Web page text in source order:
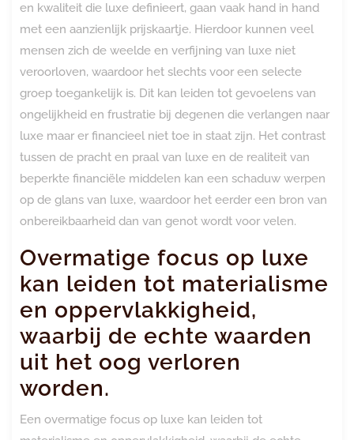
en kwaliteit die luxe definieert, gaan vaak hand in hand
met een aanzienlijk prijskaartje. Hierdoor kunnen veel
mensen zich de weelde en verfijning van luxe niet
veroorloven, waardoor het slechts voor een selecte
groep toegankelijk is. Dit kan leiden tot gevoelens van
ongelijkheid en frustratie bij degenen die verlangen naar
luxe maar er financieel niet toe in staat zijn. Het contrast
tussen de pracht en praal van luxe en de realiteit van
beperkte financiële middelen kan een schaduw werpen
op de glans van luxe, waardoor het eerder een bron van
onbereikbaarheid dan van genot wordt voor velen.
Overmatige focus op luxe
kan leiden tot materialisme
en oppervlakkigheid,
waarbij de echte waarden
uit het oog verloren
worden.
Een overmatige focus op luxe kan leiden tot